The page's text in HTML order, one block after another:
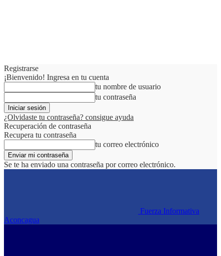
Registrarse
¡Bienvenido! Ingresa en tu cuenta
tu nombre de usuario
tu contraseña
¿Olvidaste tu contraseña? consigue ayuda
Recuperación de contraseña
Recupera tu contraseña
tu correo electrónico
Se te ha enviado una contraseña por correo electrónico.
Fuerza Informativa
Aconcagua